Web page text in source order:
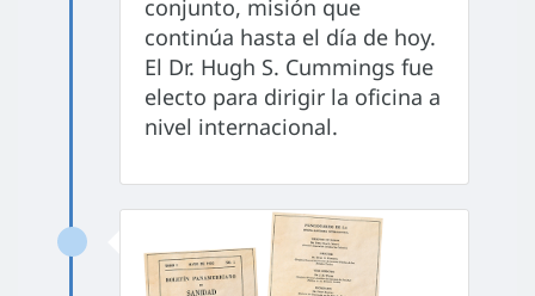
conjunto, misión que
continúa hasta el día de hoy.
El Dr. Hugh S. Cummings fue
electo para dirigir la oficina a
nivel internacional.